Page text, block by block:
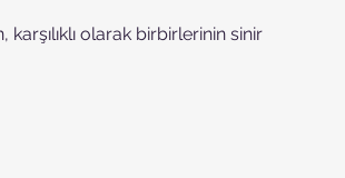
olarak birbirlerinin sinir